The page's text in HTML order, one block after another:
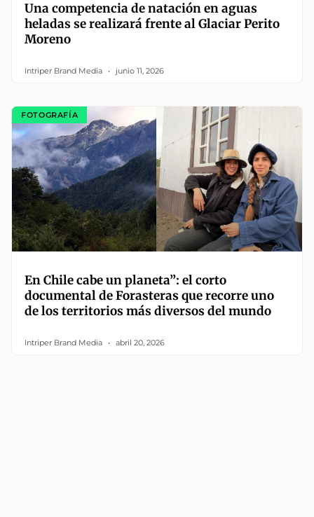
Una competencia de natación en aguas
heladas se realizará frente al Glaciar Perito
Moreno
Intriper Brand Media junio 11, 2026
FOTOGRAFÍA
En Chile cabe un planeta”: el corto
documental de Forasteras que recorre uno
de los territorios más diversos del mundo
Intriper Brand Media abril 20, 2026